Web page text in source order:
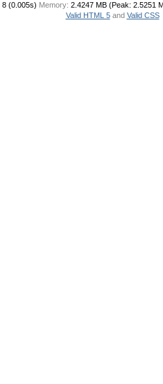
8 (0.005s) Memory: 2.4247 MB (Peak: 2.5251
Valid HTML 5 and Valid CSS